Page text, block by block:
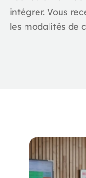
intégrer. Vous
les modalités de